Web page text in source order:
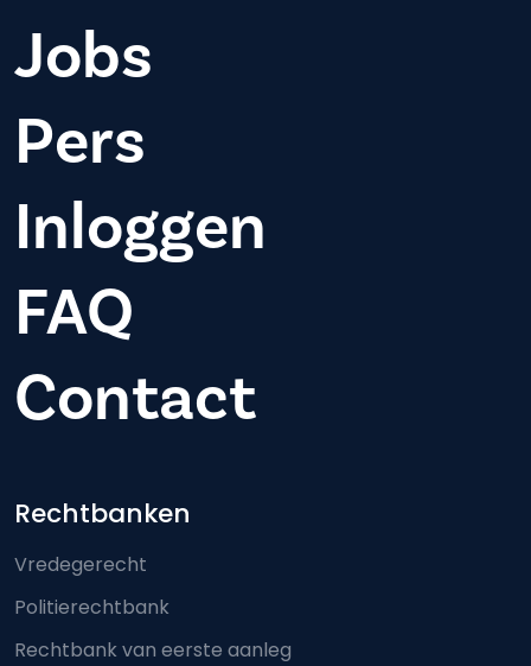
Jobs
Pers
Inloggen
FAQ
Contact
Footer-menu
Rechtbanken
Vredegerecht
Politierechtbank
Rechtbank van eerste aanleg